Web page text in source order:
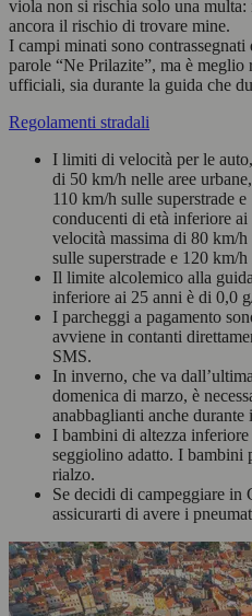
viola non si rischia solo una
ancora il rischio di trovare mine.
I campi minati sono
parole “Ne Prilazite”, ma è meglio
ufficiali, sia durante la guida che
Regolamenti stradali
I limiti di velocità per le
di 50 km/h nelle aree
110 km/h sulle superstrade
conducenti di età inferiore
velocità massima di 80 km/
sulle superstrade e 120 km/h
Il limite alcolemico alla
inferiore ai 25 anni è di 0,0
I parcheggi a pagamento
avviene in contanti
SMS.
In inverno, che va
domenica di marzo, è
anabbaglianti anche durante
I bambini di altezza
seggiolino adatto. I bambini
rialzo.
Se decidi di campeggiare in
assicurarti di avere i